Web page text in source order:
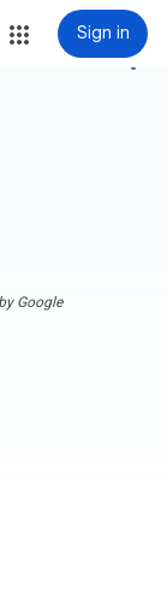
Sign in
more_vert
Google